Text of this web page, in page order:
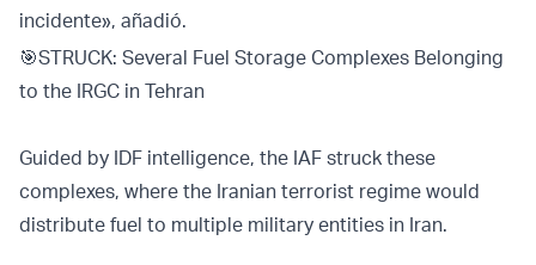
incidente», añadió.
🎯STRUCK: Several Fuel Storage Complexes Belonging
to the IRGC in Tehran
Guided by IDF intelligence, the IAF struck these
complexes, where the Iranian terrorist regime would
distribute fuel to multiple military entities in Iran.